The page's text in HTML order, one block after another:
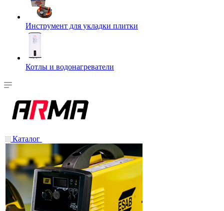
Инструмент для укладки плитки
Котлы и водонагреватели
Каталог